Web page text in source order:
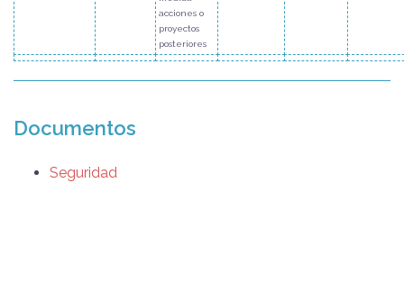
acciones o
proyectos
posteriores
Documentos
Seguridad